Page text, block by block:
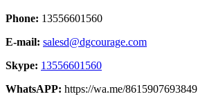
Phone: 13556601560
E-mail: salesd@dgcourage.com
Skype: 13556601560
WhatsAPP: https://wa.me/8615907693849